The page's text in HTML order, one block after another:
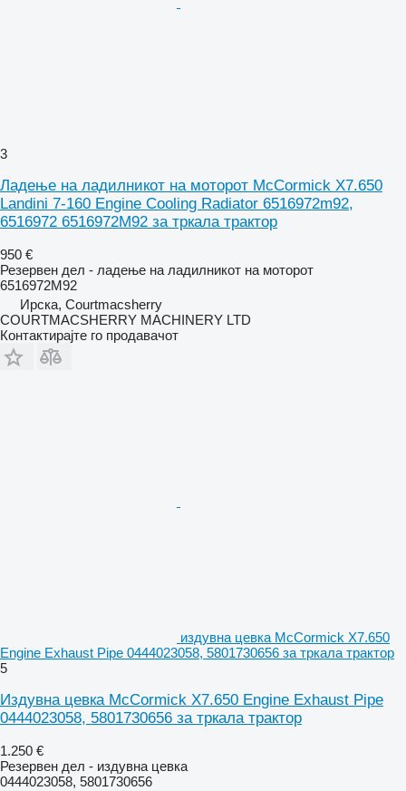
3
Ладење на ладилникот на моторот McCormick X7.650
Landini 7-160 Engine Cooling Radiator 6516972m92,
6516972 6516972M92 за тркала трактор
950 €
Резервен дел - ладење на ладилникот на моторот
6516972M92
Ирска, Courtmacsherry
COURTMACSHERRY MACHINERY LTD
Контактирајте го продавачот
издувна цевка McCormick X7.650
Engine Exhaust Pipe 0444023058, 5801730656 за тркала трактор
5
Издувна цевка McCormick X7.650 Engine Exhaust Pipe
0444023058, 5801730656 за тркала трактор
1.250 €
Резервен дел - издувна цевка
0444023058, 5801730656